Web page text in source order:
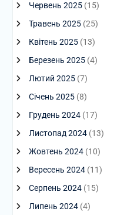
Червень 2025(15)
Травень 2025(25)
Квітень 2025(13)
Березень 2025(4)
Лютий 2025(7)
Січень 2025(8)
Грудень 2024(17)
Листопад 2024(13)
Жовтень 2024(10)
Вересень 2024(11)
Серпень 2024(15)
Липень 2024(4)